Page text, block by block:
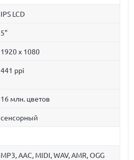
IPS LCD
5"
1920 x 1080
441 ppi
16 млн. цветов
сенсорный
MP3, AAC, MIDI, WAV, AMR, OGG